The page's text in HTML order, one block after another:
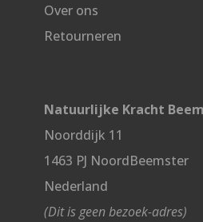
Over ons
Retourneren
Natuurlijke Kracht
Noorddijk 11
1463 PJ NoordBeemster
Nederland
(Dit is geen bezoek-adres)